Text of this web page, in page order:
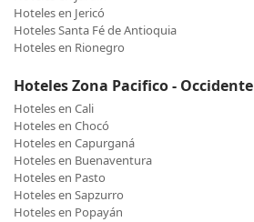
Hoteles en Jericó
Hoteles Santa Fé de Antioquia
Hoteles en Rionegro
Hoteles Zona Pacifico - Occidente
Hoteles en Cali
Hoteles en Chocó
Hoteles en Capurganá
Hoteles en Buenaventura
Hoteles en Pasto
Hoteles en Sapzurro
Hoteles en Popayán